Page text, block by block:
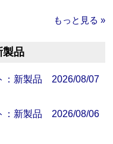
もっと見る »
品
：新製品 2026/08/07
：新製品 2026/08/06